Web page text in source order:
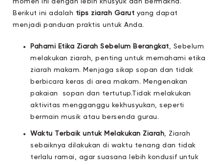
momen ini dengan lebih khusyuk dan bermakna.
Berikut ini adalah tips ziarah Garut yang dapat
menjadi panduan praktis untuk Anda.
Pahami Etika Ziarah Sebelum Berangkat, Sebelum
melakukan ziarah, penting untuk memahami etika
ziarah makam. Menjaga sikap sopan dan tidak
berbicara keras di area makam. Mengenakan
pakaian sopan dan tertutup.Tidak melakukan
aktivitas mengganggu kekhusyukan, seperti
bermain musik atau bersenda gurau.
Waktu Terbaik untuk Melakukan Ziarah, Ziarah
sebaiknya dilakukan di waktu tenang dan tidak
terlalu ramai, agar suasana lebih kondusif untuk